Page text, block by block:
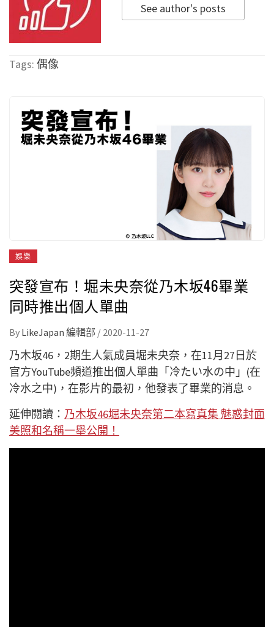
See author's posts
Tags: 偶像
娛樂
突發宣布！堀未央奈從乃木坂46畢業
同時推出個人單曲
By LikeJapan 編輯部 / 2020-11-27
乃木坂46，2期生人氣成員堀未央奈，在11月27日於
官方YouTube頻道推出個人單曲「冷たい水の中」(在
冷水之中)，在影片的最初，他發表了畢業的消息。
延伸閱讀： 乃木坂46堀未央奈第二本寫真集 魅惑封面
美照和名稱一舉公開！